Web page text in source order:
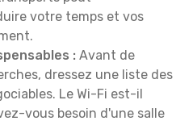
votre temps et vos
: Avant de
dressez une liste des
Le Wi-Fi est-il
vous besoin d'une salle